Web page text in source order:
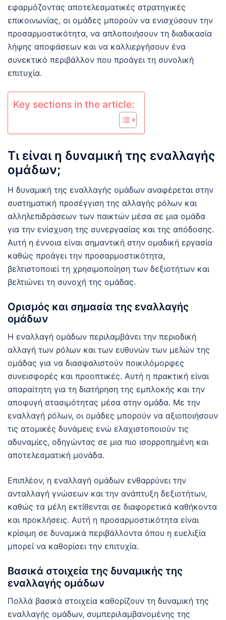
εφαρμόζοντας αποτελεσματικές στρατηγικές
επικοινωνίας, οι ομάδες μπορούν να ενισχύσουν την
προσαρμοστικότητα, να απλοποιήσουν τη διαδικασία
λήψης αποφάσεων και να καλλιεργήσουν ένα
συνεκτικό περιβάλλον που προάγει τη συνολική
επιτυχία.
Key sections in the article:
Τι είναι η δυναμική της εναλλαγής
ομάδων;
Η δυναμική της εναλλαγής ομάδων αναφέρεται στην
συστηματική προσέγγιση της αλλαγής ρόλων και
αλληλεπιδράσεων των παικτών μέσα σε μια ομάδα
για την ενίσχυση της συνεργασίας και της απόδοσης.
Αυτή η έννοια είναι σημαντική στην ομαδική εργασία
καθώς προάγει την προσαρμοστικότητα,
βελτιστοποιεί τη χρησιμοποίηση των δεξιοτήτων και
βελτιώνει τη συνοχή της ομάδας.
Ορισμός και σημασία της εναλλαγής
ομάδων
Η εναλλαγή ομάδων περιλαμβάνει την περιοδική
αλλαγή των ρόλων και των ευθυνών των μελών της
ομάδας για να διασφαλιστούν ποικιλόμορφες
συνεισφορές και προοπτικές. Αυτή η πρακτική είναι
απαραίτητη για τη διατήρηση της εμπλοκής και την
αποφυγή στασιμότητας μέσα στην ομάδα. Με την
εναλλαγή ρόλων, οι ομάδες μπορούν να αξιοποιήσουν
τις ατομικές δυνάμεις ενώ ελαχιστοποιούν τις
αδυναμίες, οδηγώντας σε μια πιο ισορροπημένη και
αποτελεσματική μονάδα.
Επιπλέον, η εναλλαγή ομάδων ενθαρρύνει την
ανταλλαγή γνώσεων και την ανάπτυξη δεξιοτήτων,
καθώς τα μέλη εκτίθενται σε διαφορετικά καθήκοντα
και προκλήσεις. Αυτή η προσαρμοστικότητα είναι
κρίσιμη σε δυναμικά περιβάλλοντα όπου η ευελιξία
μπορεί να καθορίσει την επιτυχία.
Βασικά στοιχεία της δυναμικής της
εναλλαγής ομάδων
Πολλά βασικά στοιχεία καθορίζουν τη δυναμική της
εναλλαγής ομάδων, συμπεριλαμβανομένης της